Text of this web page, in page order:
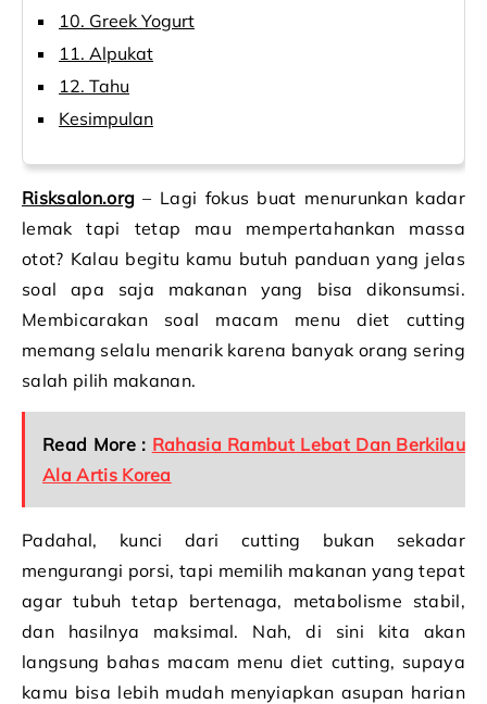
10. Greek Yogurt
11. Alpukat
12. Tahu
Kesimpulan
Risksalon.org – Lagi fokus buat menurunkan kadar
lemak tapi tetap mau mempertahankan massa
otot? Kalau begitu kamu butuh panduan yang jelas
soal apa saja makanan yang bisa dikonsumsi.
Membicarakan soal macam menu diet cutting
memang selalu menarik karena banyak orang sering
salah pilih makanan.
Read More : Rahasia Rambut Lebat Dan Berkilau
Ala Artis Korea
Padahal, kunci dari cutting bukan sekadar
mengurangi porsi, tapi memilih makanan yang tepat
agar tubuh tetap bertenaga, metabolisme stabil,
dan hasilnya maksimal. Nah, di sini kita akan
langsung bahas macam menu diet cutting, supaya
kamu bisa lebih mudah menyiapkan asupan harian